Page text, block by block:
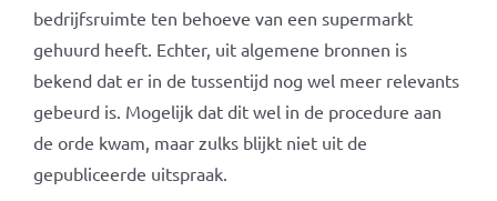
bedrijfsruimte ten behoeve van een supermarkt
gehuurd heeft. Echter, uit algemene bronnen is
bekend dat er in de tussentijd nog wel meer relevants
gebeurd is. Mogelijk dat dit wel in de procedure aan
de orde kwam, maar zulks blijkt niet uit de
gepubliceerde uitspraak.